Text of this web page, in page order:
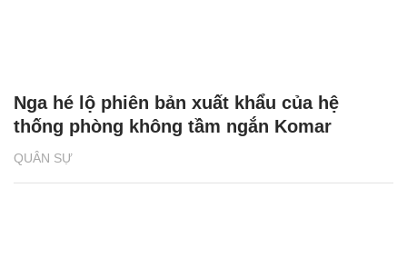
QUÂN SỰ
Nga hé lộ phiên bản xuất khẩu của hệ
thống phòng không tầm ngắn Komar